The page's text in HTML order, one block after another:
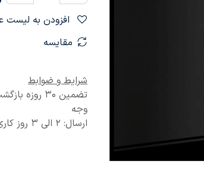
مقایسه
شرایط و ضوابط
تضمین 30 روزه
وجه
ارسال: 2 الی 3 روز کاری